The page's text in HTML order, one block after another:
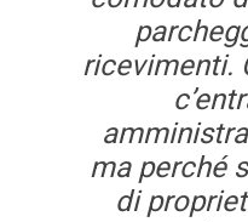
ricevimenti.
ma perché
di